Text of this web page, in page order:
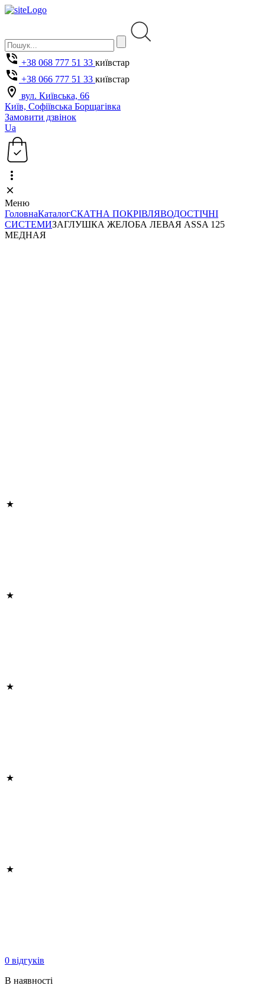
+38 068 777 51 33 київстар
+38 066 777 51 33 київстар
вул. Київська, 66
Київ, Софіївська Борщагівка
Замовити дзвінок
Ua
Меню
ГоловнаКаталогСКАТНА ПОКРІВЛЯВОДОСТІЧНІ
СИСТЕМИЗАГЛУШКА ЖЕЛОБА ЛЕВАЯ ASSA 125
МЕДНАЯ
0 відгуків
В наявності